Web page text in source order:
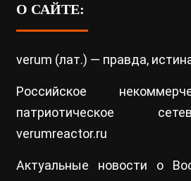
О САЙТЕ:
verum (лат.) — правда,
Российское
патриотическое
verumreactor.ru
Актуальные новости о